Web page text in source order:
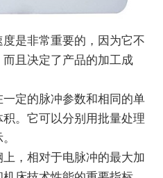
是非常重要的，因为它不
且决定了产品的加工成
定的脉冲参数和相同的单
。它可以分别用批量处理
，相对于电脉冲的最大加